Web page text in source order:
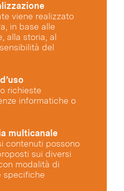
viene realizzato
in base alle
alla storia, al
del
richieste
informatiche o
multicanale
contenuti possono
sui diversi
modalità di
specifiche